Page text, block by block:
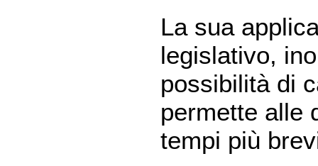
La sua
legislativo,
possibilità di
permette alle
tempi più